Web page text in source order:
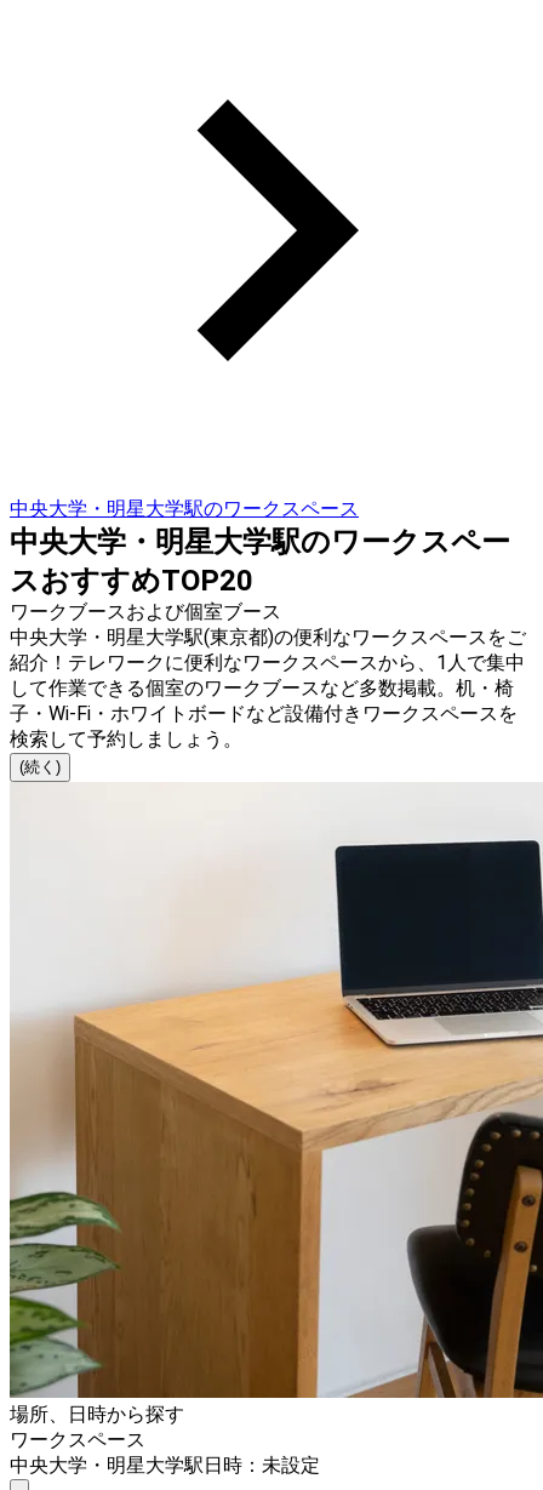
中央大学・明星大学駅のワークスペース
中央大学・明星大学駅のワークスペー
スおすすめTOP20
ワークブースおよび個室ブース
中央大学・明星大学駅(東京都)の便利なワークスペースをご
紹介！テレワークに便利なワークスペースから、1人で集中
して作業できる個室のワークブースなど多数掲載。机・椅
子・Wi-Fi・ホワイトボードなど設備付きワークスペースを
検索して予約しましょう。
(続く)
場所、日時から探す
ワークスペース
中央大学・明星大学駅日時：未設定